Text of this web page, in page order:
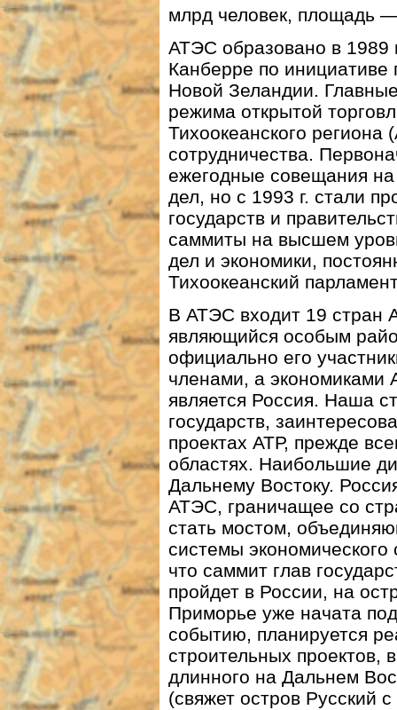
млрд человек, площадь
АТЭС образовано в 1989
Канберре по
Новой Зеландии.
режима открытой
Тихоокеанского региона
сотрудничества.
ежегодные совещания
дел, но с 1993 г. стали
государств и
саммиты на высшем
дел и экономики,
Тихоокеанский
В АТЭС входит 19 стран
являющийся особым
официально его
членами, а
является Россия. Наша
государств,
проектах АТР, прежде
областях. Наибольшие
Дальнему Востоку.
АТЭС, граничащее со
стать мостом,
системы
что саммит глав
пройдет в России, на
Приморье уже начата
событию, планируется
строительных проектов,
длинного на Дальнем
(свяжет остров Русский